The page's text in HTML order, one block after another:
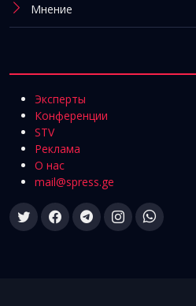
Мнение
Эксперты
Конференции
STV
Реклама
О нас
mail@spress.ge